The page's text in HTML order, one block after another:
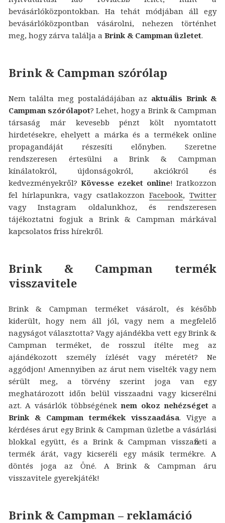
bevásárlóközpontokban. Ha tehát módjában áll egy
bevásárlóközpontban vásárolni, nehezen történhet
meg, hogy zárva találja a Brink & Campman üzletet.
Brink & Campman szórólap
Nem találta meg postaládájában az aktuális Brink &
Campman szórólapot? Lehet, hogy a Brink & Campman
társaság már kevesebb pénzt költ nyomtatott
hirdetésekre, ehelyett a márka és a termékek online
propagandáját részesíti előnyben. Szeretne
rendszeresen értesülni a Brink & Campman
kínálatokról, újdonságokról, akciókról és
kedvezményekről? Kövesse ezeket online! Iratkozzon
fel hírlapunkra, vagy csatlakozzonFacebook,Twitter
vagy Instagram oldalunkhoz, és rendszeresen
tájékoztatni fogjuk a Brink & Campman márkával
kapcsolatos friss hírekről.
Brink & Campman termék
visszavitele
Brink & Campman terméket vásárolt, és később
kiderült, hogy nem áll jól, vagy nem a megfelelő
nagyságot választotta? Vagy ajándékba vett egy Brink &
Campman terméket, de rosszul ítélte meg az
ajándékozott személy ízlését vagy méretét? Ne
aggódjon! Amennyiben az árut nem viselték vagy nem
sérült meg, a törvény szerint joga van egy
meghatározott időn belül visszaadni vagy kicserélni
azt. A vásárlók többségéneknem okoz nehézségeta
Brink & Campman termékek visszaadása. Vigye a
kérdéses árut egy Brink & Campman üzletbe a vásárlási
blokkal együtt, és a Brink & Campman visszafizeti a
termék árát, vagy kicseréli egy másik termékre. A
döntés joga az Öné. A Brink & Campman áru
visszavitele gyerekjáték!
Brink & Campman – reklamáció